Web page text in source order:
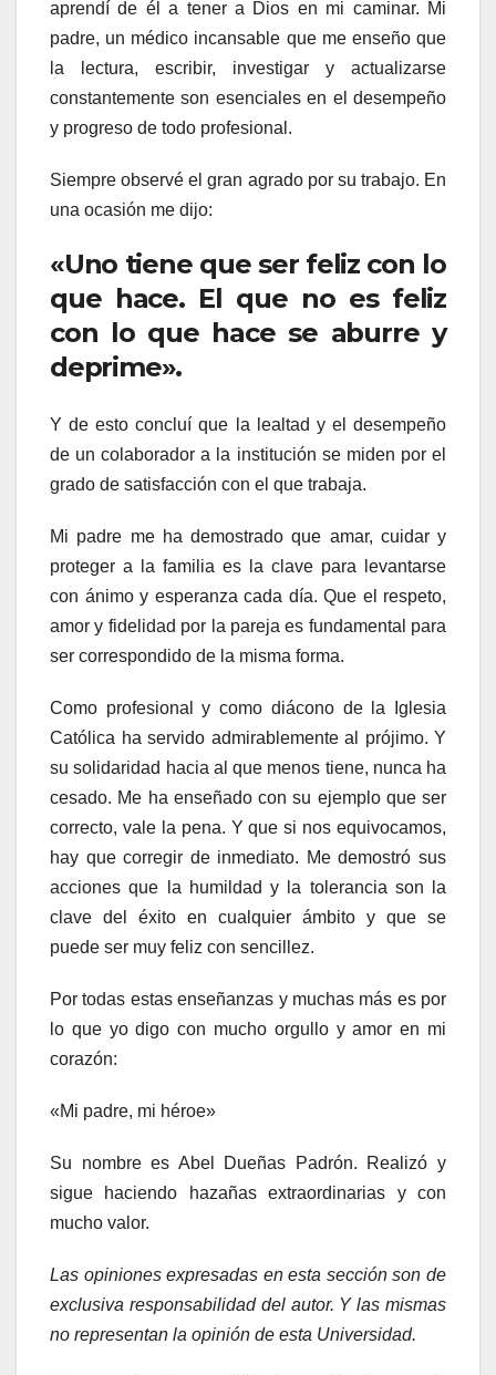
aprendí de él a tener a Dios en mi caminar. Mi
padre, un médico incansable que me enseño que
la lectura, escribir, investigar y actualizarse
constantemente son esenciales en el desempeño
y progreso de todo profesional.
Siempre observé el gran agrado por su trabajo. En
una ocasión me dijo:
«Uno tiene que ser feliz con lo
que hace. El que no es feliz
con lo que hace se aburre y
deprime».
Y de esto concluí que la lealtad y el desempeño
de un colaborador a la institución se miden por el
grado de satisfacción con el que trabaja.
Mi padre me ha demostrado que amar, cuidar y
proteger a la familia es la clave para levantarse
con ánimo y esperanza cada día. Que el respeto,
amor y fidelidad por la pareja es fundamental para
ser correspondido de la misma forma.
Como profesional y como diácono de la Iglesia
Católica ha servido admirablemente al prójimo. Y
su solidaridad hacia al que menos tiene, nunca ha
cesado. Me ha enseñado con su ejemplo que ser
correcto, vale la pena. Y que si nos equivocamos,
hay que corregir de inmediato. Me demostró sus
acciones que la humildad y la tolerancia son la
clave del éxito en cualquier ámbito y que se
puede ser muy feliz con sencillez.
Por todas estas enseñanzas y muchas más es por
lo que yo digo con mucho orgullo y amor en mi
corazón:
«Mi padre, mi héroe»
Su nombre es Abel Dueñas Padrón. Realizó y
sigue haciendo hazañas extraordinarias y con
mucho valor.
Las opiniones expresadas en esta sección son de
exclusiva responsabilidad del autor. Y las mismas
no representan la opinión de esta Universidad.